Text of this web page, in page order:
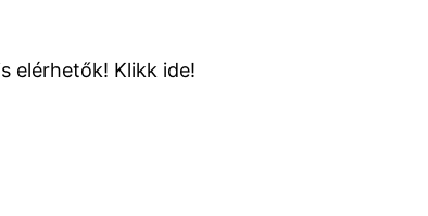
elérhetők! Klikk ide!